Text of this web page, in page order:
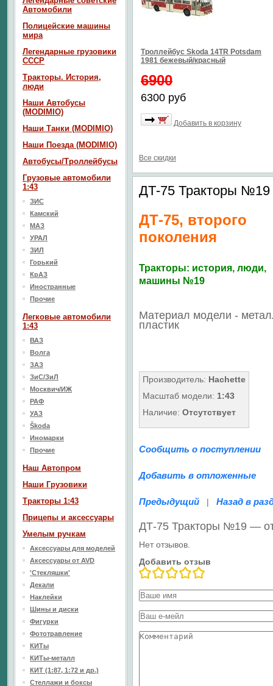
Троллейбус Skoda 14TR Potsdam
1981 бежевый/красный
6900
6300 руб
Добавить в корзину
Все скидки
ДТ-75 Тракторы №19
ДТ-75, второго
поколения
Тракторы: история, люди,
машины №19
Материал модели -
пластик
Производитель: Hachette
Масштаб модели: 1:43
Наличие: Отсутствует
Сообщить о поступлении
Добавить в отложенные
Предыдущий | Назад в
ДТ-75 Тракторы №19 —
Нет отзывов.
Добавить отзыв
Автомобили
Полицейские машины
мира
Легендарные грузовики
СССР
Тракторы. История,
люди
Наши Автобусы
(MODIMIO)
Наши Танки (MODIMIO)
Наши Поезда (MODIMIO)
Автобусы/Троллейбусы
Грузовые автомобили
1:43
ЗИС
Камский
МАЗ
УРАЛ
ЗИЛ
Горький
КрАЗ
Иностранные
Прочие
Легковые автомобили
1:43
ВАЗ
Волга
ЗАЗ
ЗиС/ЗиЛ
Москвич/ИЖ
РАФ
УАЗ
Škoda
Иномарки
Прочие
Наш Aвтопром
Наши Грузовики
Тракторы 1:43
Прицепы и аксессуары
Умелым ручкам
Аксессуары для моделей
Аксессуары от AVD
'Стекляшки'
Декали
Наклейки
Шины и диски
Фигурки
Фототравление
КИТы
КИТы-металл
КИТ (1:87, 1:72 и др.)
Стеллажи и боксы